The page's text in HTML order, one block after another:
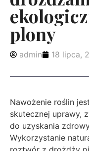
plony
admin 18 lipca,
Nawożenie roślin
skutecznej uprawy,
do uzyskania
Wykorzystanie